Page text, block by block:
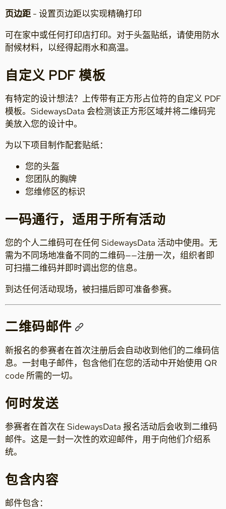
页边距 - 设置页边距以实现精确打印
可在家中或任何打印店打印。对于头盔贴纸，请使用防水
耐候材料，以经得起雨水和高温。
自定义 PDF 模板
有特定的设计想法？上传带有正方形占位符的自定义 PDF
模板。SidewaysData 会检测该正方形区域并将二维码完
美放入您的设计中。
为以下项目制作配套贴纸：
您的头盔
您团队的胸牌
您维修区的标识
一码通行，适用于所有活动
您的个人二维码可在任何 SidewaysData 活动中使用。无
需为不同场地准备不同的二维码——注册一次，组织者即
可扫描二维码并即时调出您的信息。
到达任何活动现场，被扫描后即可准备参赛。
二维码邮件
新报名的参赛者在首次注册后会自动收到他们的二维码信
息。一封电子邮件，包含他们在您的活动中开始使用 QR
code 所需的一切。
何时发送
参赛者在首次在 SidewaysData 报名活动后会收到二维码
邮件。这是一封一次性的欢迎邮件，用于向他们介绍系
统。
包含内容
邮件包含：